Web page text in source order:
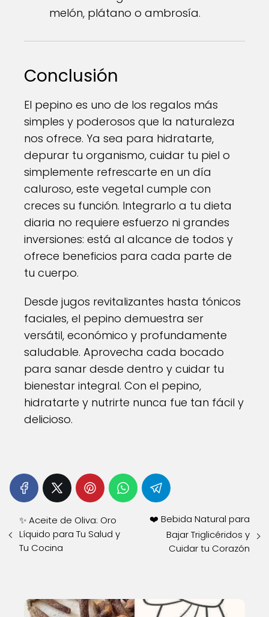
melón, plátano o ambrosía.
Conclusión
El pepino es uno de los regalos más
simples y poderosos que la naturaleza
nos ofrece. Ya sea para hidratarte,
depurar tu organismo, cuidar tu piel o
simplemente refrescarte en un día
caluroso, este vegetal cumple con
creces su función. Integrarlo a tu dieta
diaria no requiere esfuerzo ni grandes
inversiones: está al alcance de todos y
ofrece beneficios para cada parte de
tu cuerpo.
Desde jugos revitalizantes hasta tónicos
faciales, el pepino demuestra ser
versátil, económico y profundamente
saludable. Aprovecha cada bocado
para sanar desde dentro y cuidar tu
bienestar integral. Con el pepino,
hidratarte y nutrirte nunca fue tan fácil y
delicioso.
✨ Aceite de Oliva: Oro
Líquido para Tu Salud y
Tu Cocina
❤️ Bebida Natural para
Bajar Triglicéridos y
Cuidar tu Corazón